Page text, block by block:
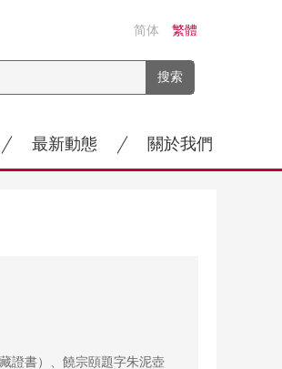
简体 繁體
最新動態 關於我們
證書）、饒宗頤題字朱泥壺